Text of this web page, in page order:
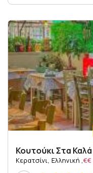
Κουτούκι Στα
€€
, Κερατσίνι, Ελληνική